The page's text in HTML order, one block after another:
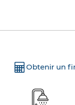
Obtenir un